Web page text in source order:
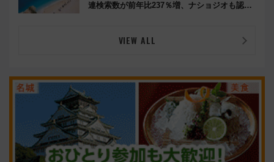
連検索数が前年比237％増、ナショジオも認め
VIEW ALL